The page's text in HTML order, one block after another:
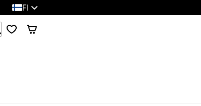
FI
Etsi 1 000+ tuotetta